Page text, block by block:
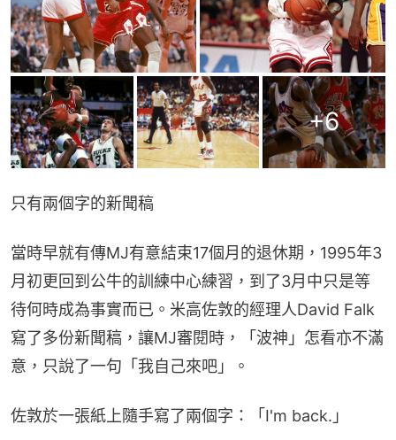
+6
只有兩個字的新聞稿
當時早就有傳MJ有意結束17個月的退休期，1995年3
月初更回到公牛的訓練中心練習，到了3月中只是等
待何時成為事實而已。米高佐敦的經理人David Falk
寫了多份新聞稿，讓MJ審閱時，「波神」怎看亦不滿
意，只說了一句「我自己來吧」。
佐敦於一張紙上隨手寫了兩個字：「I'm back.」